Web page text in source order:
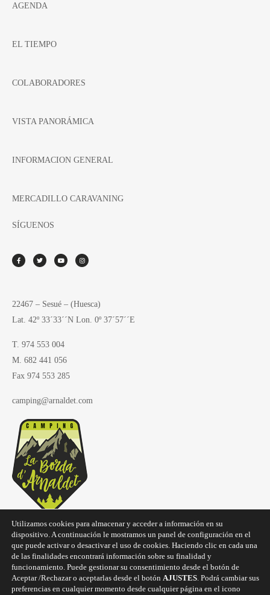
AGENDA
EL TIEMPO
COLABORADORES
VISTA PANORÁMICA
INFORMACION GENERAL
MERCADILLO CARAVANING
SÍGUENOS
22467 – Sesué – (Huesca)
Lat. 42º 33´33´´N Lon. 0º 37´57´´E
T. 974 553 004
M. 682 441 056
Fax 974 553 285
camping@arnaldet.com
Copyright © 2025Camping La Borda d'Arnaldet
Utilizamos cookies para almacenar y acceder a información en su
dispositivo. A continuación le mostramos un panel de configuración en el
que puede activar o desactivar el uso de cookies. Haciendo clic en cada una
de las finalidades encontrará información sobre su finalidad y
funcionamiento. Puede gestionar su consentimiento desde el botón de
Aceptar /Rechazar o aceptarlas desde el botón AJUSTES. Podrá cambiar sus
preferencias en cualquier momento desde cualquier página en el icono